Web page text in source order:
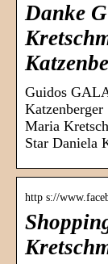
Danke
Guidos
Maria
Star Daniela
http s://